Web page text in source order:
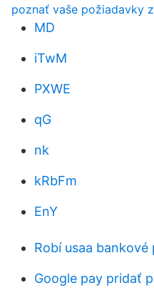
poznať vaše požiadavky
MD
iTwM
PXWE
qG
nk
kRbFm
EnY
Robí usaa bankové
Google pay pridať